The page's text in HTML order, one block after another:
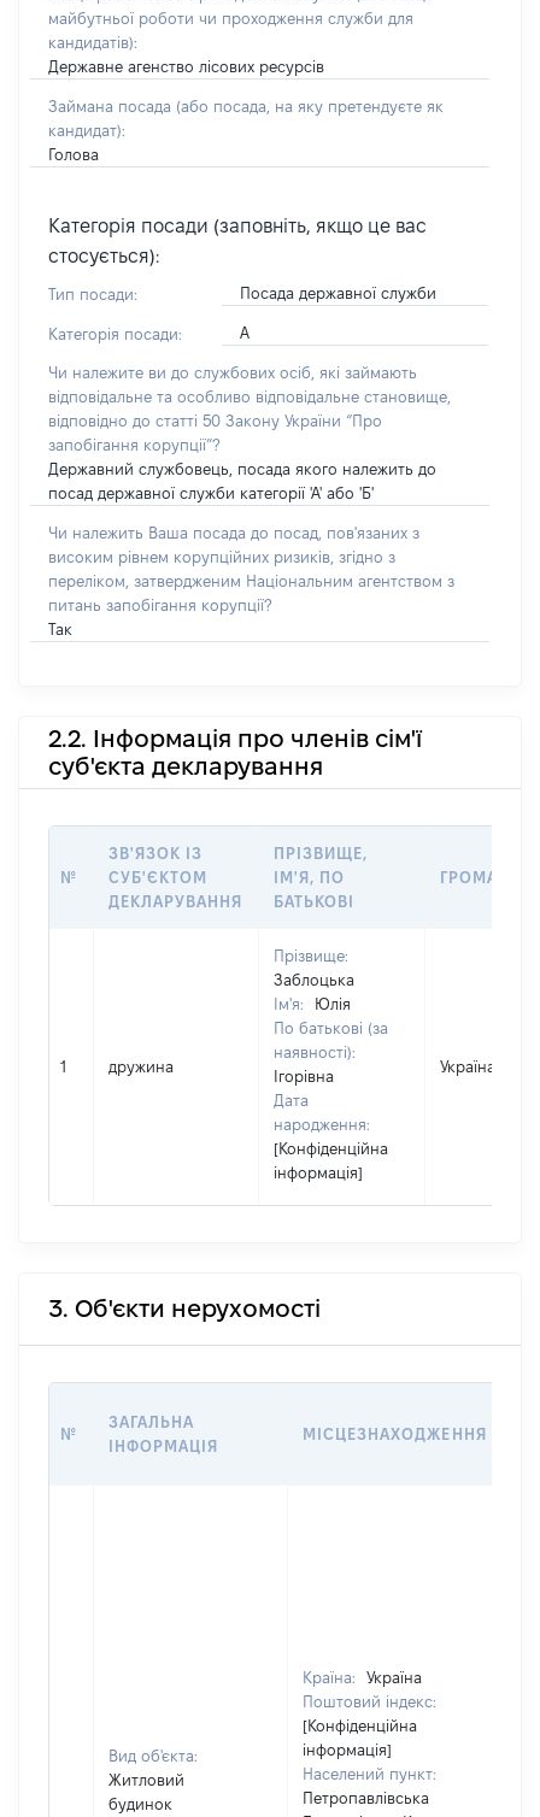
майбутньої роботи чи проходження служби для
кандидатів):
Державне агенство лісових ресурсів
Займана посада (або посада, на яку претендуєте як
кандидат):
Голова
Категорія посади (заповніть, якщо це вас
стосується):
Тип посади: Посада державної служби
Категорія посади: А
Чи належите ви до службових осіб, які займають
відповідальне та особливо відповідальне становище,
відповідно до статті 50 Закону України “Про
запобігання корупції”?
Державний службовець, посада якого належить до
посад державної служби категорії 'А' або 'Б'
Чи належить Ваша посада до посад, пов'язаних з
високим рівнем корупційних ризиків, згідно з
переліком, затвердженим Національним агентством з
питань запобігання корупції?
Так
2.2. Інформація про членів сім'ї
суб'єкта декларування
№
ЗВ'ЯЗОК ІЗ
СУБ'ЄКТОМ
ДЕКЛАРУВАННЯ
ПРІЗВИЩЕ,
ІМ'Я, ПО
БАТЬКОВІ
1 дружина
Прізвище:
Заблоцька
Ім'я:
Юлія
По батькові (за
наявності):
Ігорівна
Дата
народження:
[Конфіденційна
інформація]
Україна
3. Об'єкти нерухомості
№
ЗАГАЛЬНА
ІНФОРМАЦІЯ
МІСЦЕЗНАХОДЖЕННЯ
Вид об'єкта:
Житловий
будинок
Країна:
Україна
Поштовий індекс:
[Конфіденційна
інформація]
Населений пункт:
Петропавлівська